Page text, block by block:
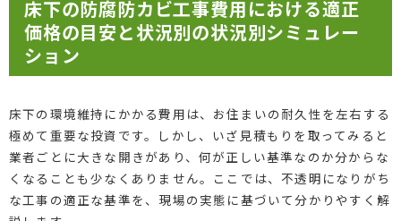
床下の防腐防カビ工事費用における適正
価格の目安と状況別の状況別シミュレー
ション
床下の環境維持にかかる費用は、お住まいの耐久性を左右する
極めて重要な投資です。しかし、いざ見積もりを取ってみると
業者ごとに大きな開きがあり、何が正しい基準なのか分からな
くなることも少なくありません。ここでは、不透明になりがち
な工事の適正な基準を、現場の実態に基づいて分かりやすく解